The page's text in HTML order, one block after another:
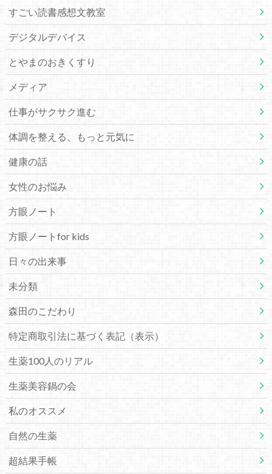
すごい読書感想文教室
デジタルデバイス
とやまのおきくすり
メディア
仕事がサクサク進む
体調を整える、もっと元気に
健康の話
女性のお悩み
方眼ノート
方眼ノートfor kids
日々の出来事
未分類
森田のこだわり
特定商取引法に基づく表記（表示）
生薬100人のリアル
生薬美容鍋の会
私のオススメ
自然の生薬
超結果手帳